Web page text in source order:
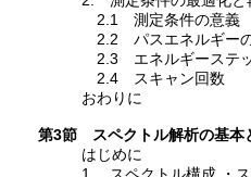
2.1 測定条件の意義
2.2 パスエネルギー
2.3 エネルギーステ
2.4 スキャン回数
おわりに
第3節 スペクトル解析の基本
はじめに